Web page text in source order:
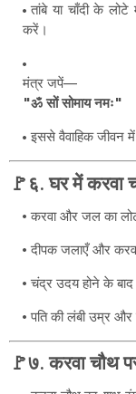
तांबे या चाँदी के
करें।
मंत्र जपें—
"ॐ सों सोमाय नमः"
इससे वैवाहिक जीवन
🚩६. घर में करवा
करवा और जल का
दीपक जलाएँ और
चंद्र उदय होने के
पति की लंबी उम्र
🚩७. करवा चौथ